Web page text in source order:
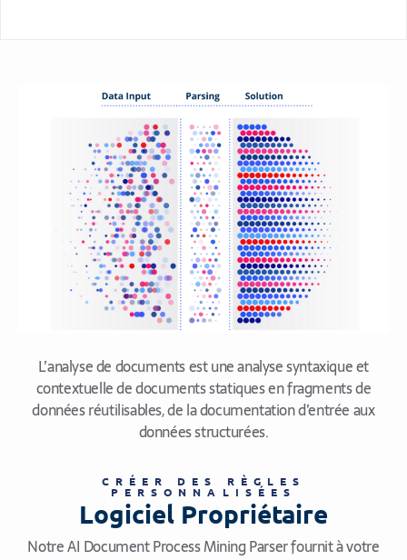
L’analyse de documents est une analyse syntaxique et
contextuelle de documents statiques en fragments de
données réutilisables, de la documentation d’entrée aux
données structurées.
CRÉER DES RÈGLES
PERSONNALISÉES
Logiciel Propriétaire
Notre AI Document Process Mining Parser fournit à votre